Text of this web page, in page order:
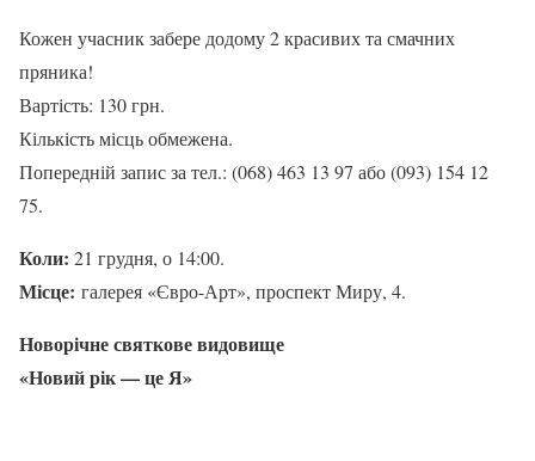
Кожен учасник забере додому 2 красивих та смачних
пряника!
Вартість: 130 грн.
Кількість місць обмежена.
Попередній запис за тел.: (068) 463 13 97 або (093) 154 12
75.
Коли: 21 грудня, о 14:00.
Місце: галерея «Євро-Арт», проспект Миру, 4.
Новорічне святкове видовище
«Новий рік — це Я»